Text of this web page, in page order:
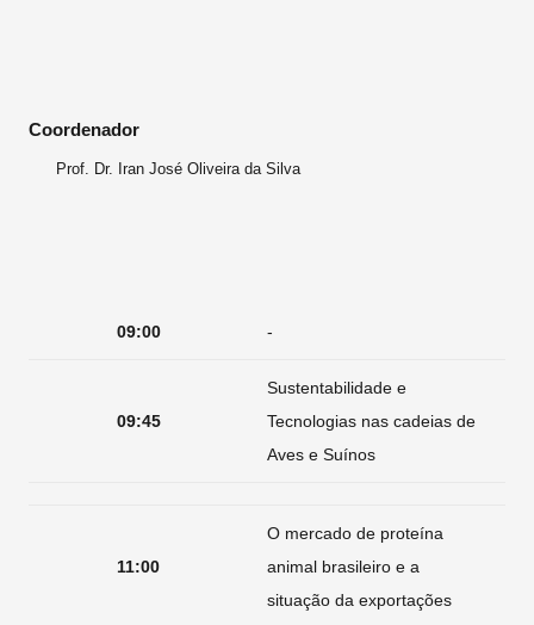
Coordenador
Prof. Dr. Iran José Oliveira da Silva
09:00 -
09:45
Sustentabilidade e
Tecnologias nas cadeias de
Aves e Suínos
11:00
O mercado de proteína
animal brasileiro e a
situação da exportações